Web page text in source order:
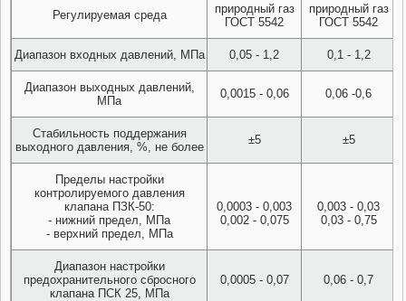
Регулируемая среда
природный газ
ГОСТ 5542
природный газ
ГОСТ 5542
Диапазон входных давлений, МПа 0,05 - 1,2 0,1 - 1,2
Диапазон выходных давлений,
МПа
0,0015 - 0,06 0,06 -0,6
Стабильность поддержания
выходного давления, %, не более
±5 ±5
Пределы настройки
контролируемого давления
клапана ПЗК-50:
- нижний предел, МПа
- верхний предел, МПа
0,0003 - 0,003
0,002 - 0,075
0,003 - 0,03
0,03 - 0,75
Диапазон настройки
предохранительного сбросного
клапана ПСК 25, МПа
0,0005 - 0,07 0,06 - 0,7